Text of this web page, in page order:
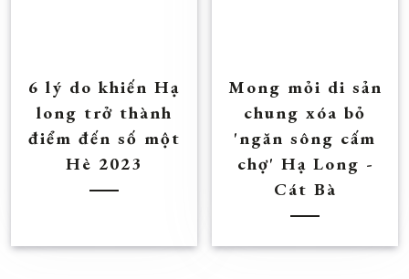
6 lý do khiến Hạ
long trở thành
điểm đến số một
Hè 2023
Mong mỏi di sản
chung xóa bỏ
'ngăn sông cấm
chợ' Hạ Long -
Cát Bà